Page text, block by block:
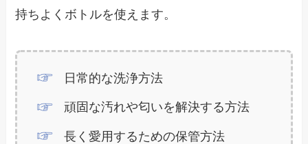
持ちよくボトルを使えます。
日常的な洗浄方法
頑固な汚れや匂いを解決する方法
長く愛用するための保管方法